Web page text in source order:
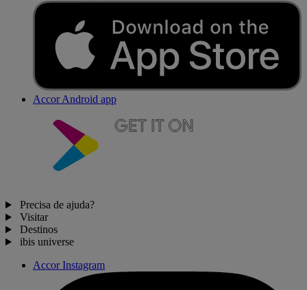
Accor Android app
Precisa de ajuda?
Visitar
Destinos
ibis universe
Accor Instagram